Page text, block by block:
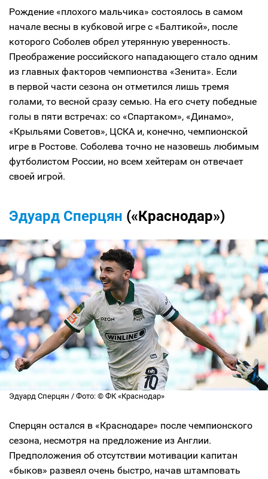
Рождение «плохого мальчика» состоялось в самом
начале весны в кубковой игре с «Балтикой», после
которого Соболев обрел утерянную уверенность.
Преображение российского нападающего стало одним
из главных факторов чемпионства «Зенита». Если
в первой части сезона он отметился лишь тремя
голами, то весной сразу семью. На его счету победные
голы в пяти встречах: со «Спартаком», «Динамо»,
«Крыльями Советов», ЦСКА и, конечно, чемпионской
игре в Ростове. Соболева точно не назовешь любимым
футболистом России, но всем хейтерам он отвечает
своей игрой.
Эдуард Сперцян («Краснодар»)
Эдуард Сперцян / Фото: © ФК «Краснодар»
Сперцян остался в «Краснодаре» после чемпионского
сезона, несмотря на предложение из Англии.
Предположения об отсутствии мотивации капитан
«быков» развеял очень быстро, начав штамповать